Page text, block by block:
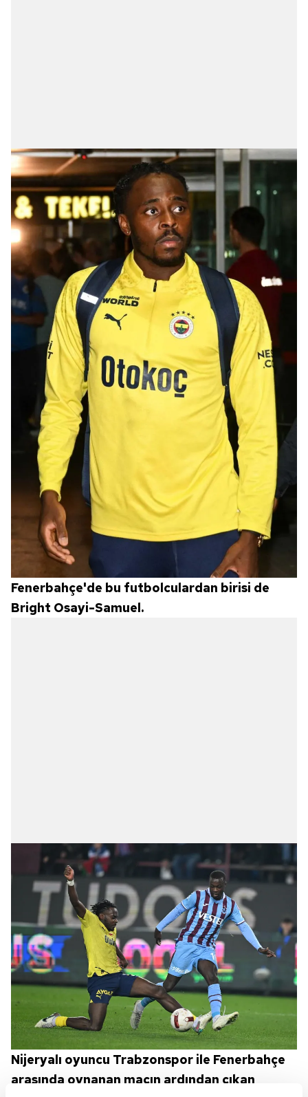
Fenerbahçe'de bu futbolculardan birisi de
Bright Osayi-Samuel.
Nijeryalı oyuncu Trabzonspor ile Fenerbahçe
arasında oynanan maçın ardından çıkan